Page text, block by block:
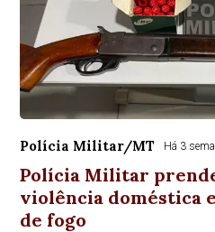
Polícia Militar/MT Há 3
Polícia Militar
violência doméstica
de fogo